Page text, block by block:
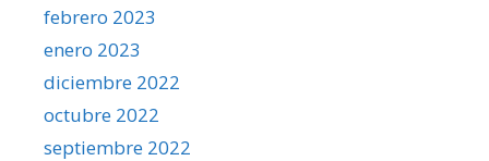
febrero 2023
enero 2023
diciembre 2022
octubre 2022
septiembre 2022